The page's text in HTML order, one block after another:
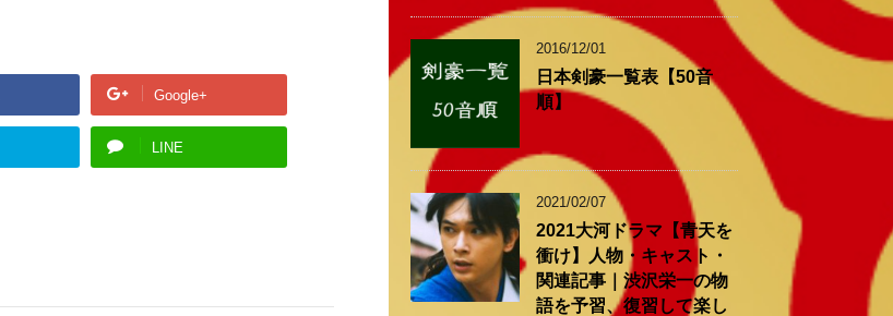
Google+
LINE
2016/12/01
日本剣豪一覧表【50音
順】
2021/02/07
2021大河ドラマ【青天を
衝け】人物・キャスト・
関連記事｜渋沢栄一の物
語を予習、復習して楽し